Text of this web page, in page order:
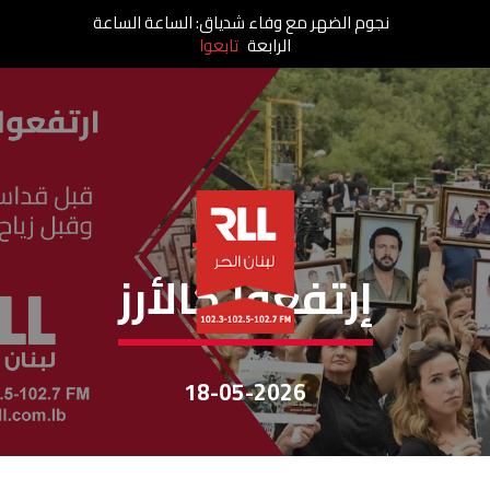
إرتفعوا كالأرز
إرتفعوا كالأرز
18-05-2026
نجوم الضهر مع وفاء شدياق: الساعة الساعة
الرابعة تابعوا